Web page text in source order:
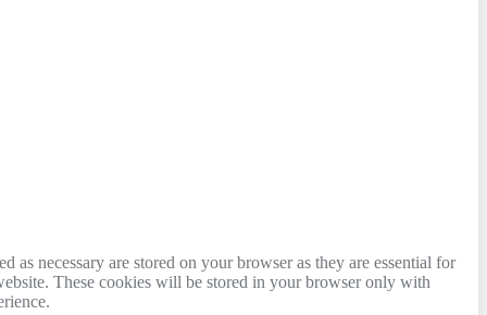
necessary are stored on your browser as they are essential for
These cookies will be stored in your browser only with